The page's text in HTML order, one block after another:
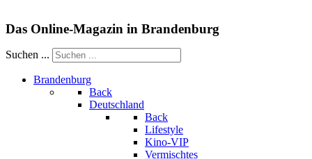
Das Online-Magazin in Brandenburg
Suchen ...
Brandenburg
Back
Deutschland
Back
Lifestyle
Kino-VIP
Vermischtes